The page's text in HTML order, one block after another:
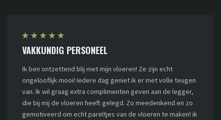
★ ★ ★ ★ ★
VAKKUNDIG PERSONEEL
Ik ben ontzettend blij met mijn vloeren! Ze zijn echt
ongelooflijk mooi! Iedere dag geniet ik er met volle teugen
van. Ik wil graag extra complimenten geven aan de legger,
die bij mij de vloeren heeft gelegd. Zo meedenkend en zo
gemotiveerd om echt pareltjes van de vloeren te maken! ik